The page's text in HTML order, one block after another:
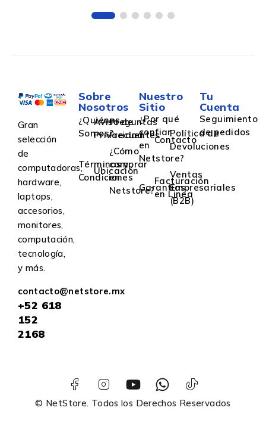
Gran
selección
de
computadoras,
hardware,
laptops,
accesorios,
monitores,
computación,
tecnología,
y más.
contacto@netstore.mx
+52 618
152
2168
Sobre
Nosotros
¿Quiénes
Somos?
Aviso de
Privacidad
Preguntas
Frecuentes
Términos y
Condiciones
Ubicación
¿Cómo
comprar
en
Netstore?
Nuestro
Sitio
¿Por qué
confiar
en
Netstore?
Contacto
Política de
Devoluciones
Garantías
Facturación
en Linea
Ventas
Empresariales
(B2B)
Tu
Cuenta
Seguimiento
de pedidos
© NetStore. Todos los Derechos Reservados